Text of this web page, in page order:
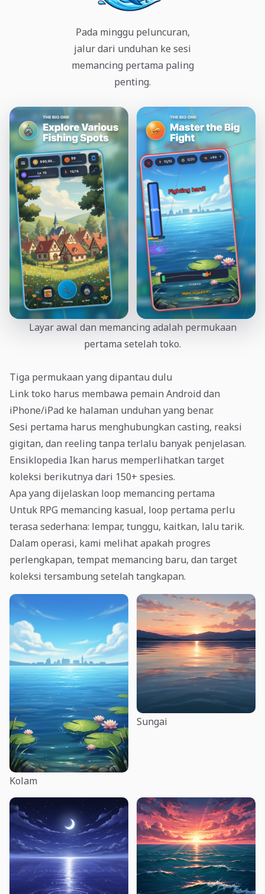
Pada minggu peluncuran,
jalur dari unduhan ke sesi
memancing pertama paling
penting.
Layar awal dan memancing adalah permukaan
pertama setelah toko.
Tiga permukaan yang dipantau dulu
Link toko harus membawa pemain Android dan
iPhone/iPad ke halaman unduhan yang benar.
Sesi pertama harus menghubungkan casting, reaksi
gigitan, dan reeling tanpa terlalu banyak penjelasan.
Ensiklopedia Ikan harus memperlihatkan target
koleksi berikutnya dari 150+ spesies.
Apa yang dijelaskan loop memancing pertama
Untuk RPG memancing kasual, loop pertama perlu
terasa sederhana: lempar, tunggu, kaitkan, lalu tarik.
Dalam operasi, kami melihat apakah progres
perlengkapan, tempat memancing baru, dan target
koleksi tersambung setelah tangkapan.
Kolam
Sungai